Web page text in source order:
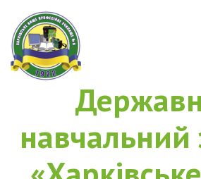
навчальний